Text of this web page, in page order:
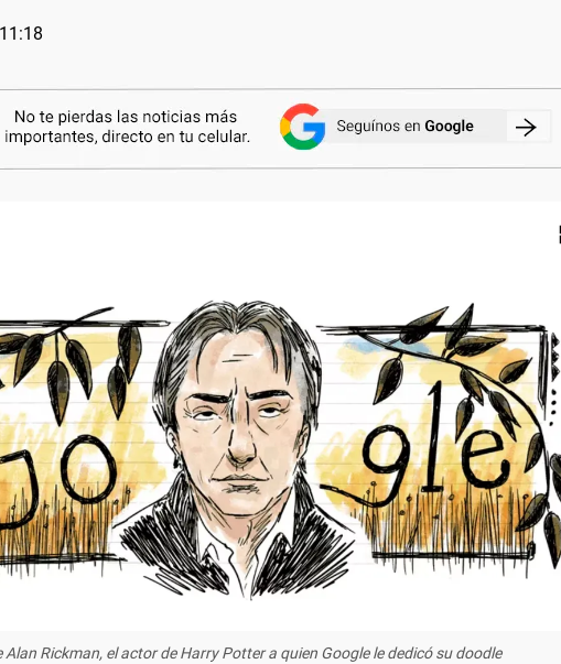
Alan Rickman, el actor de Harry Potter a quien Google le dedicó su doodle